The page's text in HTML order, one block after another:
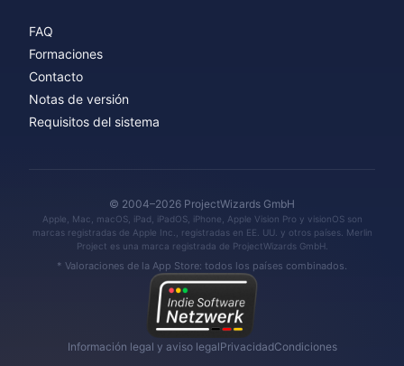
FAQ
Formaciones
Contacto
Notas de versión
Requisitos del sistema
© 2004–2026 ProjectWizards GmbH
Apple, Mac, macOS, iPad, iPadOS, iPhone, Apple Vision Pro y visionOS son
marcas registradas de Apple Inc., registradas en EE. UU. y otros países. Merlin
Project es una marca registrada de ProjectWizards GmbH.
* Valoraciones de la App Store: todos los países combinados.
Información legal y aviso legalPrivacidadCondiciones